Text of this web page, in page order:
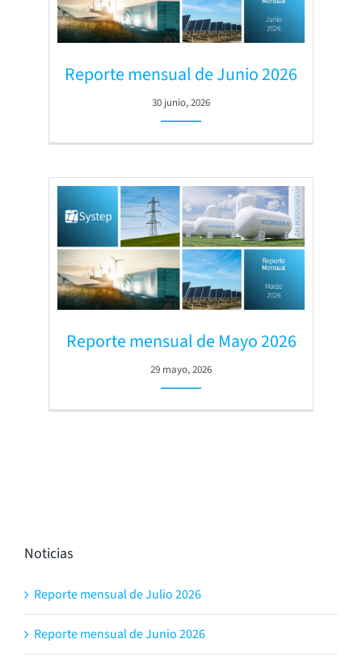
Reporte mensual de Junio 2026
30 junio, 2026
Reporte mensual de Mayo 2026
29 mayo, 2026
Noticias
Reporte mensual de Julio 2026
Reporte mensual de Junio 2026